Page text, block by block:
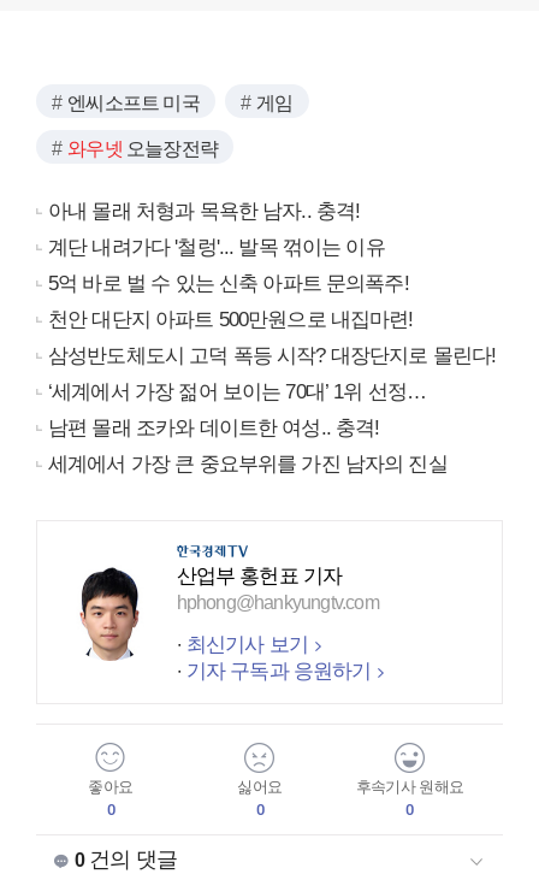
엔씨소프트 미국 게임
와우넷 오늘장전략
아내 몰래 처형과 목욕한 남자.. 충격!
계단 내려가다 '철렁'... 발목 꺾이는 이유
5억 바로 벌 수 있는 신축 아파트 문의폭주!
천안 대단지 아파트 500만원으로 내집마련!
삼성반도체도시 고덕 폭등 시작? 대장단지로 몰린다!
‘세계에서 가장 젊어 보이는 70대’ 1위 선정…
남편 몰래 조카와 데이트한 여성.. 충격!
세계에서 가장 큰 중요부위를 가진 남자의 진실
산업부 홍헌표 기자
hphong@hankyungtv.com
최신기사 보기
기자 구독과 응원하기
좋아요
0
싫어요
0
후속기사 원해요
0
0건의 댓글